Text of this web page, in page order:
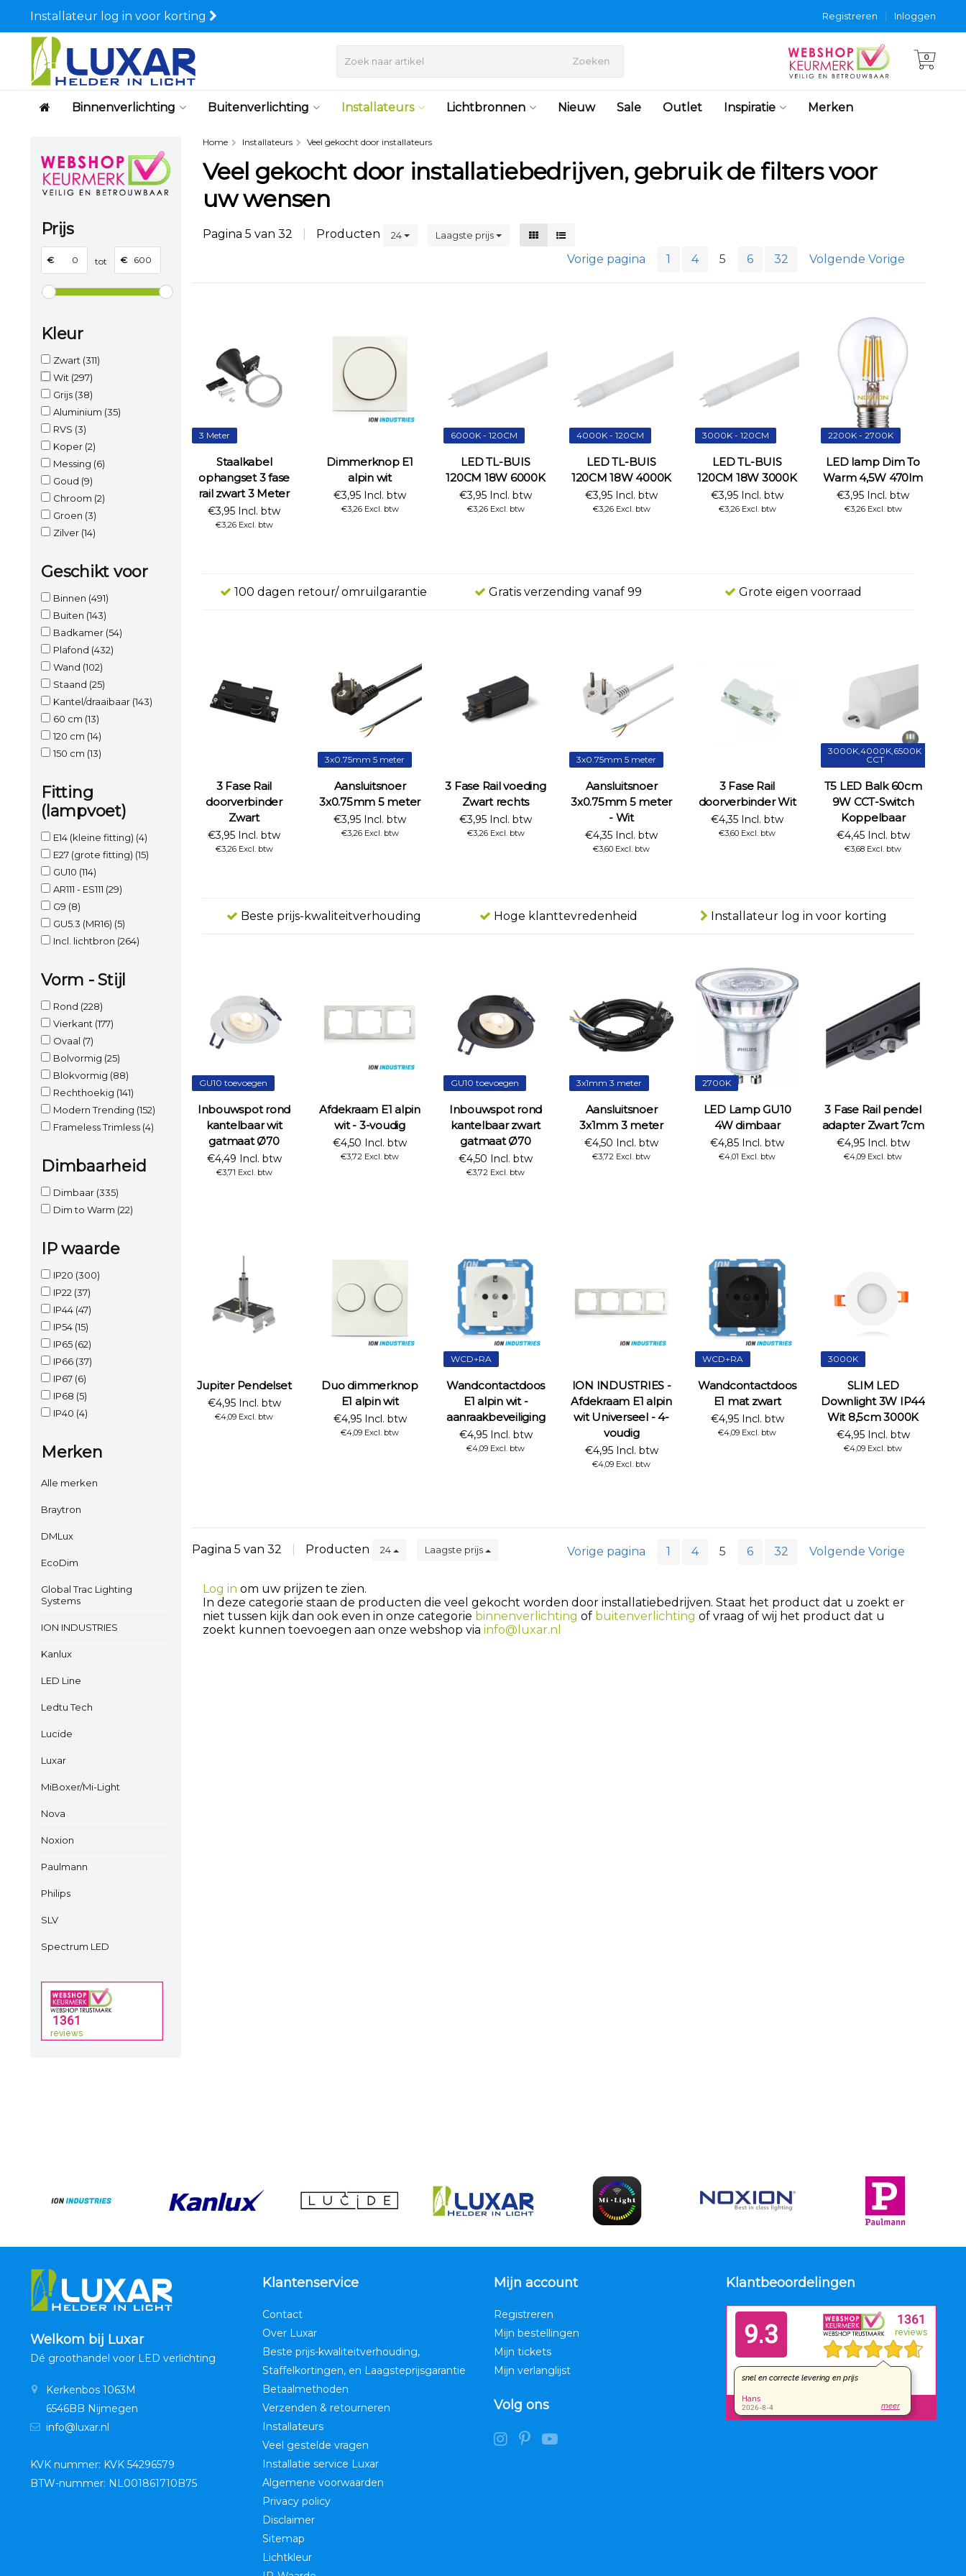
Installateur log in voor korting Inloggen
|
Registreren
Zoeken 0
Binnenverlichting Buitenverlichting Installateurs Lichtbronnen Nieuw Sale Outlet Inspiratie Merken
Prijs
€ tot €
Kleur
Zwart (311)
Wit (297)
Grijs (38)
Aluminium (35)
RVS (3)
Koper (2)
Messing (6)
Goud (9)
Chroom (2)
Groen (3)
Zilver (14)
Geschikt voor
Binnen (491)
Buiten (143)
Badkamer (54)
Plafond (432)
Wand (102)
Staand (25)
Kantel/draaibaar (143)
60 cm (13)
120 cm (14)
150 cm (13)
Fitting
(lampvoet)
E14 (kleine fitting) (4)
E27 (grote fitting) (15)
GU10 (114)
AR111 - ES111 (29)
G9 (8)
GU5.3 (MR16) (5)
Incl. lichtbron (264)
Vorm - Stijl
Rond (228)
Vierkant (177)
Ovaal (7)
Bolvormig (25)
Blokvormig (88)
Rechthoekig (141)
Modern Trending (152)
Frameless Trimless (4)
Dimbaarheid
Dimbaar (335)
Dim to Warm (22)
IP waarde
IP20 (300)
IP22 (37)
IP44 (47)
IP54 (15)
IP65 (62)
IP66 (37)
IP67 (6)
IP68 (5)
IP40 (4)
Merken
Alle merken
Braytron
DMLux
EcoDim
Global Trac Lighting
Systems
ION INDUSTRIES
Kanlux
LED Line
Ledtu Tech
Lucide
Luxar
MiBoxer/Mi-Light
Nova
Noxion
Paulmann
Philips
SLV
Spectrum LED
Home Installateurs Veel gekocht door installateurs
Veel gekocht door installatiebedrijven, gebruik de filters voor
uw wensen
Pagina 5 van 32 Producten 24 Laagste prijs
Vorige pagina 1 4 5 6 32 Volgende Vorige
3 Meter
Staalkabel
ophangset 3 fase
rail zwart 3 Meter
€3,95 Incl. btw
€3,26 Excl. btw
Dimmerknop E1
alpin wit
€3,95 Incl. btw
€3,26 Excl. btw
6000K - 120CM
LED TL-BUIS
120CM 18W 6000K
€3,95 Incl. btw
€3,26 Excl. btw
4000K - 120CM
LED TL-BUIS
120CM 18W 4000K
€3,95 Incl. btw
€3,26 Excl. btw
3000K - 120CM
LED TL-BUIS
120CM 18W 3000K
€3,95 Incl. btw
€3,26 Excl. btw
2200K - 2700K
LED lamp Dim To
Warm 4,5W 470lm
€3,95 Incl. btw
€3,26 Excl. btw
100 dagen retour/ omruilgarantie Gratis verzending vanaf 99 Grote eigen voorraad
3 Fase Rail
doorverbinder
Zwart
€3,95 Incl. btw
€3,26 Excl. btw
3x0.75mm 5 meter
Aansluitsnoer
3x0.75mm 5 meter
€3,95 Incl. btw
€3,26 Excl. btw
3 Fase Rail voeding
Zwart rechts
€3,95 Incl. btw
€3,26 Excl. btw
3x0.75mm 5 meter
Aansluitsnoer
3x0.75mm 5 meter
- Wit
€4,35 Incl. btw
€3,60 Excl. btw
3 Fase Rail
doorverbinder Wit
€4,35 Incl. btw
€3,60 Excl. btw
3000K,4000K,6500K
CCT
T5 LED Balk 60cm
9W CCT-Switch
Koppelbaar
€4,45 Incl. btw
€3,68 Excl. btw
Beste prijs-kwaliteitverhouding Hoge klanttevredenheid Installateur log in voor korting
GU10 toevoegen
Inbouwspot rond
kantelbaar wit
gatmaat Ø70
€4,49 Incl. btw
€3,71 Excl. btw
Afdekraam E1 alpin
wit - 3-voudig
€4,50 Incl. btw
€3,72 Excl. btw
GU10 toevoegen
Inbouwspot rond
kantelbaar zwart
gatmaat Ø70
€4,50 Incl. btw
€3,72 Excl. btw
3x1mm 3 meter
Aansluitsnoer
3x1mm 3 meter
€4,50 Incl. btw
€3,72 Excl. btw
2700K
LED Lamp GU10
4W dimbaar
€4,85 Incl. btw
€4,01 Excl. btw
3 Fase Rail pendel
adapter Zwart 7cm
€4,95 Incl. btw
€4,09 Excl. btw
Jupiter Pendelset
€4,95 Incl. btw
€4,09 Excl. btw
Duo dimmerknop
E1 alpin wit
€4,95 Incl. btw
€4,09 Excl. btw
WCD+RA
Wandcontactdoos
E1 alpin wit -
aanraakbeveiliging
€4,95 Incl. btw
€4,09 Excl. btw
ION INDUSTRIES -
Afdekraam E1 alpin
wit Universeel - 4-
voudig
€4,95 Incl. btw
€4,09 Excl. btw
WCD+RA
Wandcontactdoos
E1 mat zwart
€4,95 Incl. btw
€4,09 Excl. btw
3000K
SLIM LED
Downlight 3W IP44
Wit 8,5cm 3000K
€4,95 Incl. btw
€4,09 Excl. btw
Pagina 5 van 32 Producten 24 Laagste prijs Vorige pagina 1 4 5 6 32 Volgende Vorige
Log in om uw prijzen te zien.
In deze categorie staan de producten die veel gekocht worden door installatiebedrijven. Staat het product dat u zoekt er
niet tussen kijk dan ook even in onze categorie binnenverlichting of buitenverlichting of vraag of wij het product dat u
zoekt kunnen toevoegen aan onze webshop via info@luxar.nl
Welkom bij Luxar
Dé groothandel voor LED verlichting
Kerkenbos 1063M
6546BB Nijmegen
info@luxar.nl
KVK nummer: KVK 54296579
BTW-nummer: NL001861710B75
Klantenservice
Contact
Over Luxar
Beste prijs-kwaliteitverhouding,
Staffelkortingen, en Laagsteprijsgarantie
Betaalmethoden
Verzenden & retourneren
Installateurs
Veel gestelde vragen
Installatie service Luxar
Algemene voorwaarden
Privacy policy
Disclaimer
Sitemap
Lichtkleur
Mijn account
Registreren
Mijn bestellingen
Mijn tickets
Mijn verlanglijst
Volg ons
Klantbeoordelingen